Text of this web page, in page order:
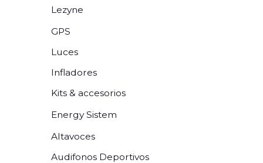
Lezyne
GPS
Luces
Infladores
Kits & accesorios
Energy Sistem
Altavoces
Audifonos Deportivos